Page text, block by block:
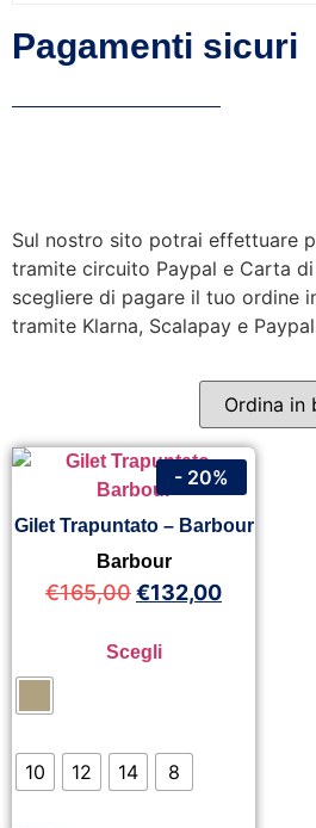
Pagamenti sicuri
Sul nostro sito potrai effettuare
tramite circuito Paypal e Carta
scegliere di pagare il tuo ordine
tramite Klarna, Scalapay e
Gilet Trapuntato – Barbour
Barbour
€165,00€132,00
Scegli
10 12 14 8
- 20%